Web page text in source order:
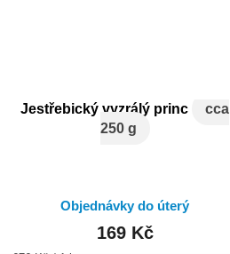
Jestřebický vyzrálý princ
cca
250 g
Objednávky do úterý
169 Kč